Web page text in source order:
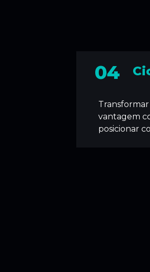
04
vantagem
posicionar